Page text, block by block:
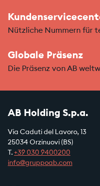
Nützliche Nummern für
Globale Präsenz
Die Präsenz von AB
AB Holding S.p.a.
Via Caduti del Lavoro, 13
25034 Orzinuovi (BS)
T. +39 030 9400200
info@gruppoab.com